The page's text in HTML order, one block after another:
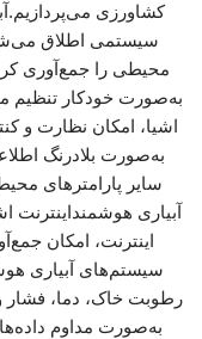
کشاورزی
سیستمی اطلاق
محیطی را جمع‌آوری
به‌صورت خودکار تنظیم
اشیا، امکان نظارت و
به‌صورت بلادرنگ
سایر پارامترهای
آبیاری هوشمنداینترنت
اینترنت، امکان
سیستم‌های آبیاری
رطوبت خاک، دما، فشار
به‌صورت مداوم